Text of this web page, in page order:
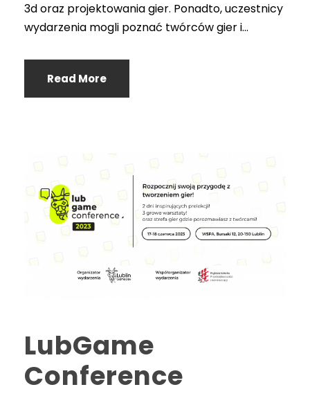
3d oraz projektowania gier. Ponadto, uczestnicy
wydarzenia mogli poznać twórców gier i...
Read More
LubGame
Conference